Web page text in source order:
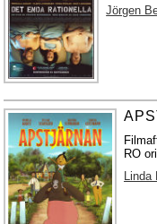
Jörgen
RO
Linda